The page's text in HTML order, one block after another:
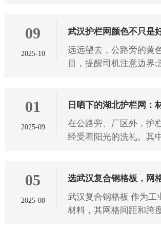
网，需从 武汉铁丝网
09
2025-10
武汉护栏网颜色不只是
防护更靠谱
远远望去，公路旁的黄
目，提醒司机注意边界;
从来都不只是为了美观
01
2025-09
日晒下的湖北护栏网：
之道
在公路旁、厂区外，护
经受着阳光的洗礼。其
材质会发生一系列变化
05
2025-08
选武汉复合钢格板，网
么搭配？
武汉复合钢格板 作为工
材料，其网格间距和跨